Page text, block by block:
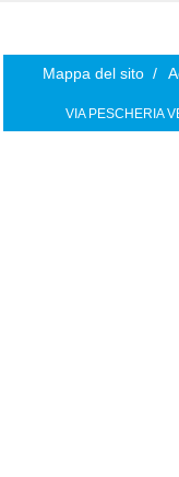
Mappa del sito /
VIA PESCHERIA